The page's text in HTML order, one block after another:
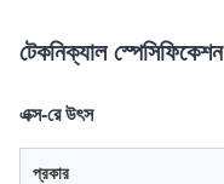
টেকনিক্যাল স্পেসিফিকেশন
এক্স-রে উৎস
প্রকার